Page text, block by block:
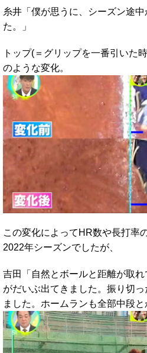
糸井「僕が思うに、シーズン途
た。」
トップ(＝グリップを一番引いた
のような変化。
この変化によってHR数や長打率
2022年シーズンでしたが、
吉田「自然とボールと距離が取
がだいぶ出てきました。振り切
ました。ホームランも全部中段と